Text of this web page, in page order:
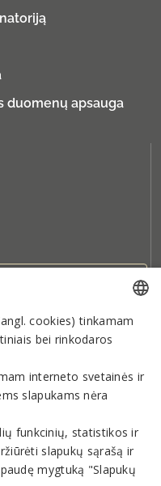
duomenų apsauga
LITHUANIAN
ENGLISH
cookies) tinkamam
bei rinkodaros
interneto svetainės ir
slapukams nėra
funkcinių, statistikos ir
slapukų sąrašą ir
mygtuką "Slapukų